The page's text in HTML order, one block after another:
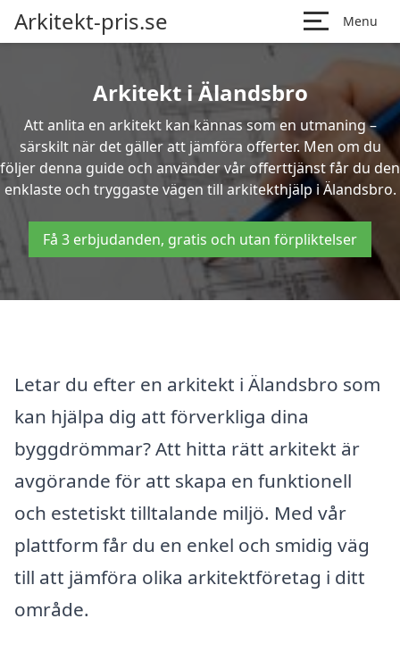
Arkitekt-pris.se Menu
Arkitekt i Älandsbro
Att anlita en arkitekt kan kännas som en utmaning –
särskilt när det gäller att jämföra offerter. Men om du
följer denna guide och använder vår offerttjänst får du den
enklaste och tryggaste vägen till arkitekthjälp i Älandsbro.
Få 3 erbjudanden, gratis och utan förpliktelser
Letar du efter en arkitekt i Älandsbro som
kan hjälpa dig att förverkliga dina
byggdrömmar? Att hitta rätt arkitekt är
avgörande för att skapa en funktionell
och estetiskt tilltalande miljö. Med vår
plattform får du en enkel och smidig väg
till att jämföra olika arkitektföretag i ditt
område.